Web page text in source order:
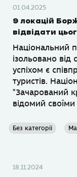
01.04.2025
9 локацій
відвідати
Національний
ізольовано від
успіхом є
туристів.
"Зачарований
відомий
Без категорії
18.11.2024